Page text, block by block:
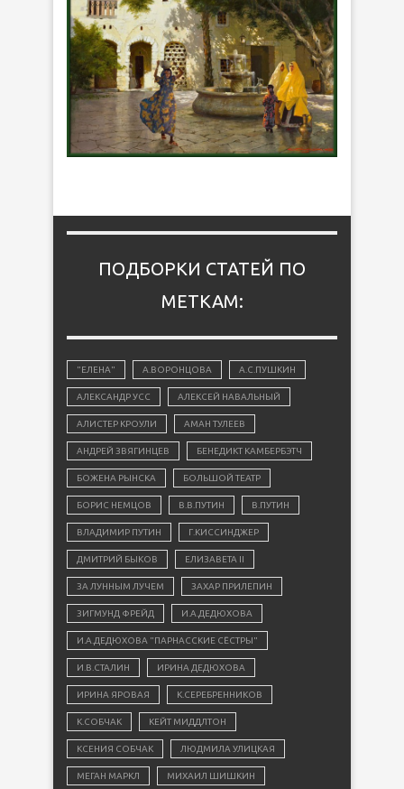
ПОДБОРКИ СТАТЕЙ ПО
МЕТКАМ:
"ЕЛЕНА" А.ВОРОНЦОВА А.С.ПУШКИН
АЛЕКСАНДР УСС АЛЕКСЕЙ НАВАЛЬНЫЙ
АЛИСТЕР КРОУЛИ АМАН ТУЛЕЕВ
АНДРЕЙ ЗВЯГИНЦЕВ БЕНЕДИКТ КАМБЕРБЭТЧ
БОЖЕНА РЫНСКА БОЛЬШОЙ ТЕАТР
БОРИС НЕМЦОВ В.В.ПУТИН В.ПУТИН
ВЛАДИМИР ПУТИН Г.КИССИНДЖЕР
ДМИТРИЙ БЫКОВ ЕЛИЗАВЕТА II
ЗА ЛУННЫМ ЛУЧЕМ ЗАХАР ПРИЛЕПИН
ЗИГМУНД ФРЕЙД И.А.ДЕДЮХОВА
И.А.ДЕДЮХОВА "ПАРНАССКИЕ СЁСТРЫ"
И.В.СТАЛИН ИРИНА ДЕДЮХОВА
ИРИНА ЯРОВАЯ К.СЕРЕБРЕННИКОВ
К.СОБЧАК КЕЙТ МИДДЛТОН
КСЕНИЯ СОБЧАК ЛЮДМИЛА УЛИЦКАЯ
МЕГАН МАРКЛ МИХАИЛ ШИШКИН